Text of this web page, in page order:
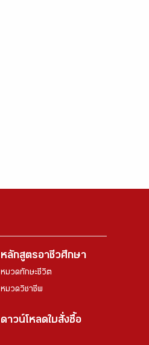
หลักสูตรอาชีวศึกษา
หมวดทักษะชีวิต
หมวดวิชาชีพ
ดาวน์โหลดใบสั่งซื้อ